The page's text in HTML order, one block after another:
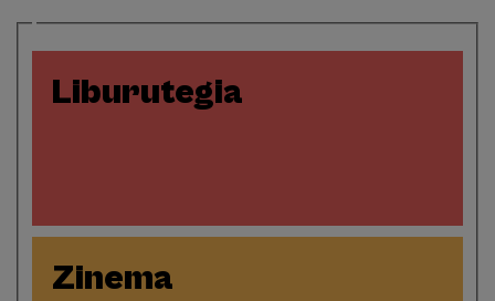
Liburutegia
Zinema